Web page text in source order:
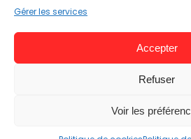
Gérer les services
Accepter
Refuser
Voir les
Accéder au prix et à la